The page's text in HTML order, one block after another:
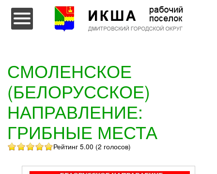
Перейти к содержимому
СМОЛЕНСКОЕ
(БЕЛОРУССКОЕ)
НАПРАВЛЕНИЕ:
ГРИБНЫЕ МЕСТА
Рейтинг 5.00 (2 голосов)